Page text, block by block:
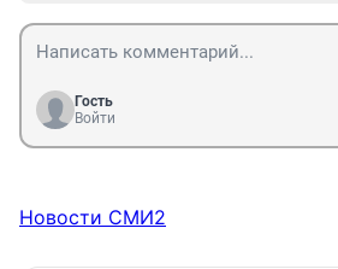
Гость
Войти
Новости СМИ2